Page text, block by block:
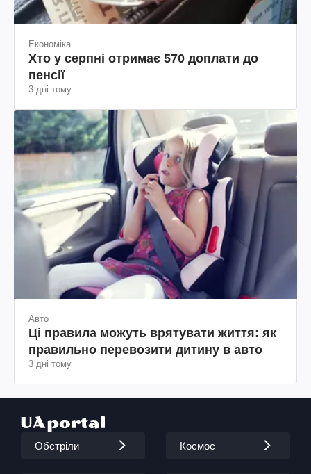
Економіка
Хто у серпні отримає 570 доплати до
пенсії
3 дні тому
Авто
Ці правила можуть врятувати життя: як
правильно перевозити дитину в авто
3 дні тому
Обстріли Космос